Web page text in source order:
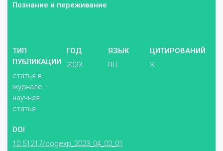
Познание и переживание
ТИП
ПУБЛИКАЦИИ
статья в
журнале -
научная
статья
ГОД
2023
ЯЗЫК
RU
ЦИТИРОВАНИЙ
3
DOI
10.51217/cogexp_2023_04_02_01